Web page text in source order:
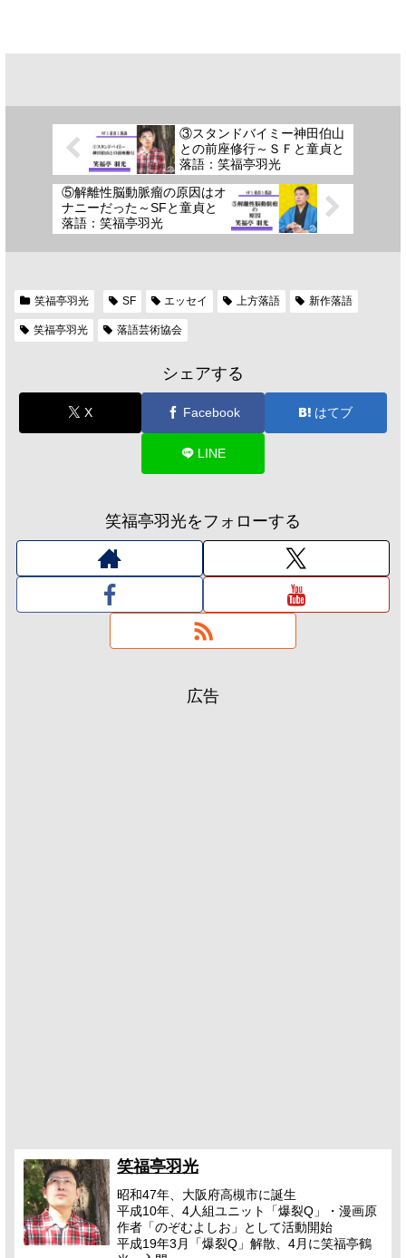
③スタンドバイミー神田伯山
との前座修行～ＳＦと童貞と
落語：笑福亭羽光
⑤解離性脳動脈瘤の原因はオ
ナニーだった～SFと童貞と
落語：笑福亭羽光
笑福亭羽光 SF エッセイ 上方落語 新作落語
笑福亭羽光 落語芸術協会
シェアする
X Facebook はてブ
LINE
笑福亭羽光をフォローする
広告
笑福亭羽光
昭和47年、大阪府高槻市に誕生
平成10年、4人組ユニット「爆裂Q」・漫画原
作者「のぞむよしお」として活動開始
平成19年3月「爆裂Q」解散、4月に笑福亭鶴